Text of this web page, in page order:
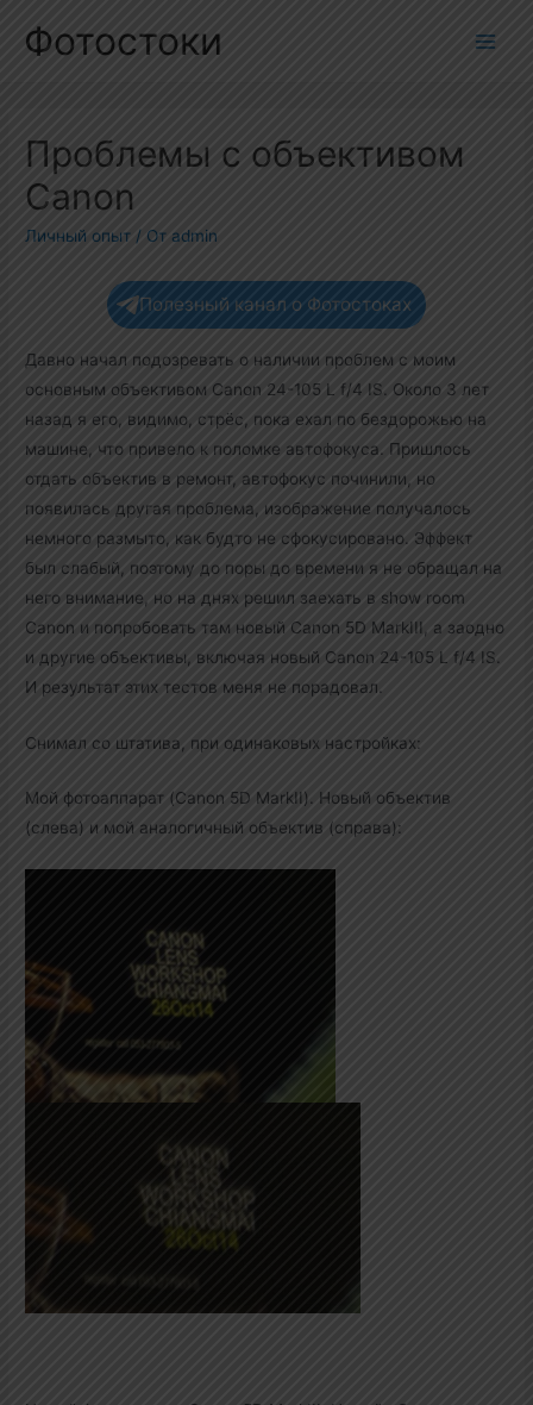
Фотостоки
Проблемы с объективом
Canon
Личный опыт / От admin
Полезный канал о Фотостоках
Давно начал подозревать о наличии проблем с моим
основным объективом Canon 24-105 L f/4 IS. Около 3 лет
назад я его, видимо, стрёс, пока ехал по бездорожью на
машине, что привело к поломке автофокуса. Пришлось
отдать объектив в ремонт, автофокус починили, но
появилась другая проблема, изображение получалось
немного размыто, как будто не сфокусировано. Эффект
был слабый, поэтому до поры до времени я не обращал на
него внимание, но на днях решил заехать в show room
Canon и попробовать там новый Canon 5D MarkIII, а заодно
и другие объективы, включая новый Canon 24-105 L f/4 IS.
И результат этих тестов меня не порадовал.
Снимал со штатива, при одинаковых настройках:
Мой фотоаппарат (Canon 5D MarkII). Новый объектив
(слева) и мой аналогичный объектив (справа):